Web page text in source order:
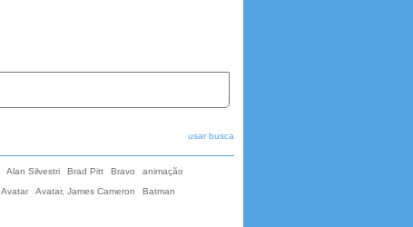
usar busca
Alan Silvestri Brad Pitt Bravo
animação
Avatar Avatar, James Cameron Batman